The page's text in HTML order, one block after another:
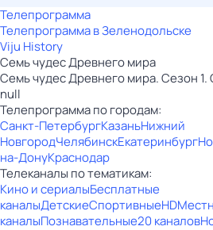
Телепрограмма
Телепрограмма в Зеленодольске
Viju History
Семь чудес Древнего мира
Семь чудес Древнего мира. Сезон 1.
null
Телепрограмма по городам:
Санкт-ПетербургКазаньНижний
НовгородЧелябинскЕкатеринбург
на-ДонуКраснодар
Телеканалы по тематикам:
Кино и сериалыБесплатные
каналыДетскиеСпортивныеHD
каналыПознавательные20 каналов